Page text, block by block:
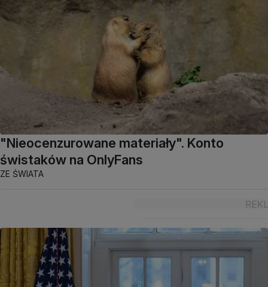
"Nieocenzurowane materiały". Konto
świstaków na OnlyFans
ZE ŚWIATA